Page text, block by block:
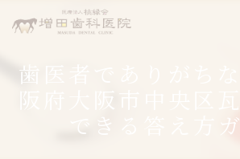
歯医者でありがち
阪府大阪市中央区
できる答え方